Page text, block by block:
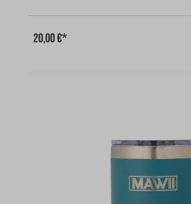
Stainless Steel mit doppelwandiger
Magnetdeckel ist nicht auslaufsicher! Verwende
Becher nicht mit
zur Aufbewahrung von
verderblichen Waren. Aus 18/8
20,00 €*